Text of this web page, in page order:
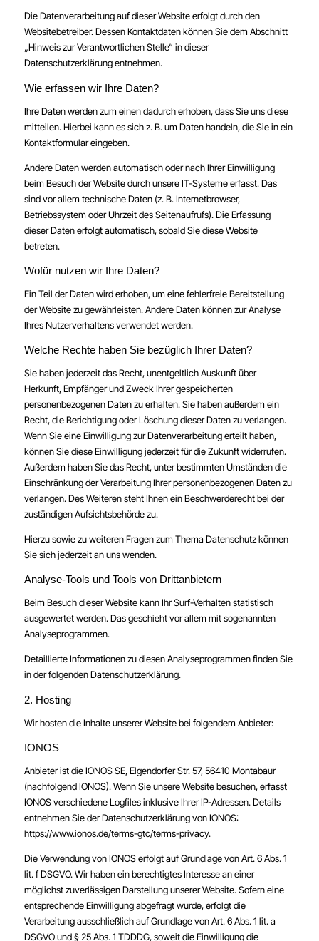
Die Datenverarbeitung auf dieser Website erfolgt durch den
Websitebetreiber. Dessen Kontaktdaten können Sie dem Abschnitt
„Hinweis zur Verantwortlichen Stelle“ in dieser
Datenschutzerklärung entnehmen.
Wie erfassen wir Ihre Daten?
Ihre Daten werden zum einen dadurch erhoben, dass Sie uns diese
mitteilen. Hierbei kann es sich z. B. um Daten handeln, die Sie in ein
Kontaktformular eingeben.
Andere Daten werden automatisch oder nach Ihrer Einwilligung
beim Besuch der Website durch unsere IT-Systeme erfasst. Das
sind vor allem technische Daten (z. B. Internetbrowser,
Betriebssystem oder Uhrzeit des Seitenaufrufs). Die Erfassung
dieser Daten erfolgt automatisch, sobald Sie diese Website
betreten.
Wofür nutzen wir Ihre Daten?
Ein Teil der Daten wird erhoben, um eine fehlerfreie Bereitstellung
der Website zu gewährleisten. Andere Daten können zur Analyse
Ihres Nutzerverhaltens verwendet werden.
Welche Rechte haben Sie bezüglich Ihrer Daten?
Sie haben jederzeit das Recht, unentgeltlich Auskunft über
Herkunft, Empfänger und Zweck Ihrer gespeicherten
personenbezogenen Daten zu erhalten. Sie haben außerdem ein
Recht, die Berichtigung oder Löschung dieser Daten zu verlangen.
Wenn Sie eine Einwilligung zur Datenverarbeitung erteilt haben,
können Sie diese Einwilligung jederzeit für die Zukunft widerrufen.
Außerdem haben Sie das Recht, unter bestimmten Umständen die
Einschränkung der Verarbeitung Ihrer personenbezogenen Daten zu
verlangen. Des Weiteren steht Ihnen ein Beschwerderecht bei der
zuständigen Aufsichtsbehörde zu.
Hierzu sowie zu weiteren Fragen zum Thema Datenschutz können
Sie sich jederzeit an uns wenden.
Analyse-Tools und Tools von Dritt­anbietern
Beim Besuch dieser Website kann Ihr Surf-Verhalten statistisch
ausgewertet werden. Das geschieht vor allem mit sogenannten
Analyseprogrammen.
Detaillierte Informationen zu diesen Analyseprogrammen finden Sie
in der folgenden Datenschutzerklärung.
2. Hosting
Wir hosten die Inhalte unserer Website bei folgendem Anbieter:
IONOS
Anbieter ist die IONOS SE, Elgendorfer Str. 57, 56410 Montabaur
(nachfolgend IONOS). Wenn Sie unsere Website besuchen, erfasst
IONOS verschiedene Logfiles inklusive Ihrer IP-Adressen. Details
entnehmen Sie der Datenschutzerklärung von IONOS:
https://www.ionos.de/terms-gtc/terms-privacy.
Die Verwendung von IONOS erfolgt auf Grundlage von Art. 6 Abs. 1
lit. f DSGVO. Wir haben ein berechtigtes Interesse an einer
möglichst zuverlässigen Darstellung unserer Website. Sofern eine
entsprechende Einwilligung abgefragt wurde, erfolgt die
Verarbeitung ausschließlich auf Grundlage von Art. 6 Abs. 1 lit. a
DSGVO und § 25 Abs. 1 TDDDG, soweit die Einwilligung die